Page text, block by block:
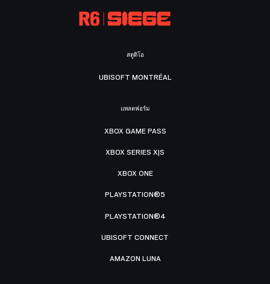
สตูดิโอ
UBISOFT MONTRÉAL
แพลตฟอร์ม
XBOX GAME PASS
XBOX SERIES X|S
XBOX ONE
PLAYSTATION®5
PLAYSTATION®4
UBISOFT CONNECT
AMAZON LUNA